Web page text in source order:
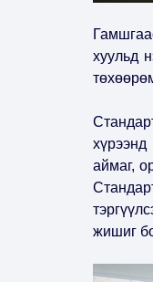
хуульд
аймаг,
жишиг